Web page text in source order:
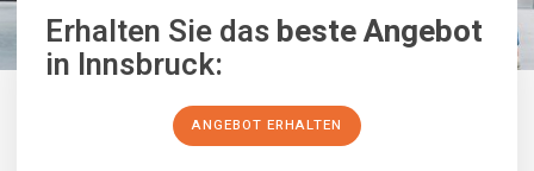
Erhalten Sie dasbeste Angebot
in Innsbruck:
ANGEBOT ERHALTEN